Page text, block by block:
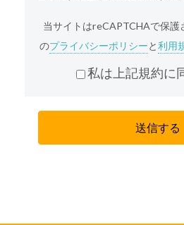
弊社は、個人情報重要性を認
切な管理を行うことが、弊社
あると共に、弊社の社会的責
ります。弊社は、責任をもっ
き、本サイトを通じて収集す
を通じてお客様から収集させ
住所、電話番号、メールアド
当サイトはreCAPTCHAで保
のプライバシーポリシーと利用
私は上記規約に